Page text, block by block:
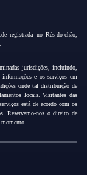
registrada no Rés-do-chão,
jurisdições, incluindo,
e os serviços em
onde tal distribuição de
locais. Visitantes das
está de acordo com os
Reservamo-nos o direito de